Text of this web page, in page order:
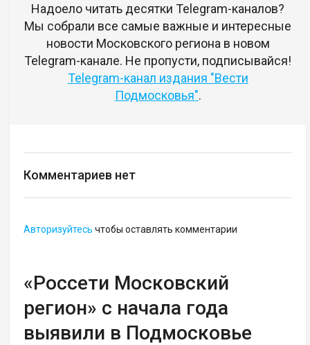
Надоело читать десятки Telegram-каналов?
Мы собрали все самые важные и интересные
новости Московского региона в новом
Telegram-канале. Не пропусти, подписывайся!
Telegram-канал издания "Вести
Подмосковья".
Комментариев нет
Авторизуйтесь чтобы оставлять комментарии
«Россети Московский
регион» с начала года
выявили в Подмосковье